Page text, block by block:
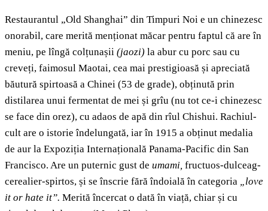
Restaurantul „Old Shanghai” din Timpuri Noi e un chinezesc
onorabil, care merită menționat măcar pentru faptul că are în
meniu, pe lîngă colțunașii (jaozi) la abur cu porc sau cu
creveți, faimosul Maotai, cea mai prestigioasă și apreciată
băutură spirtoasă a Chinei (53 de grade), obținută prin
distilarea unui fermentat de mei și grîu (nu tot ce-i chinezesc
se face din orez), cu adaos de apă din rîul Chishui. Rachiul-
cult are o istorie îndelungată, iar în 1915 a obținut medalia
de aur la Expoziția Internațională Panama-Pacific din San
Francisco. Are un puternic gust de umami, fructuos-dulceag-
cerealier-spirtos, și se înscrie fără îndoială în categoria „love
it or hate it”. Merită încercat o dată în viață, chiar și cu